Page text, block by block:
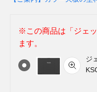
※この商品は「ジェ
ます。
ジ